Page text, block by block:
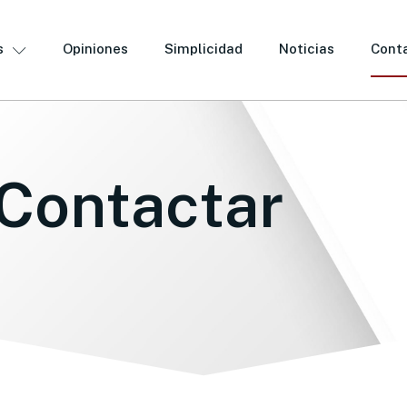
Opiniones Simplicidad Noticias